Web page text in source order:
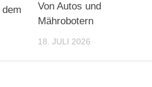
Von Autos und
Mährobotern
18. JULI 2026